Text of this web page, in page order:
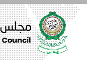
الرئيسية